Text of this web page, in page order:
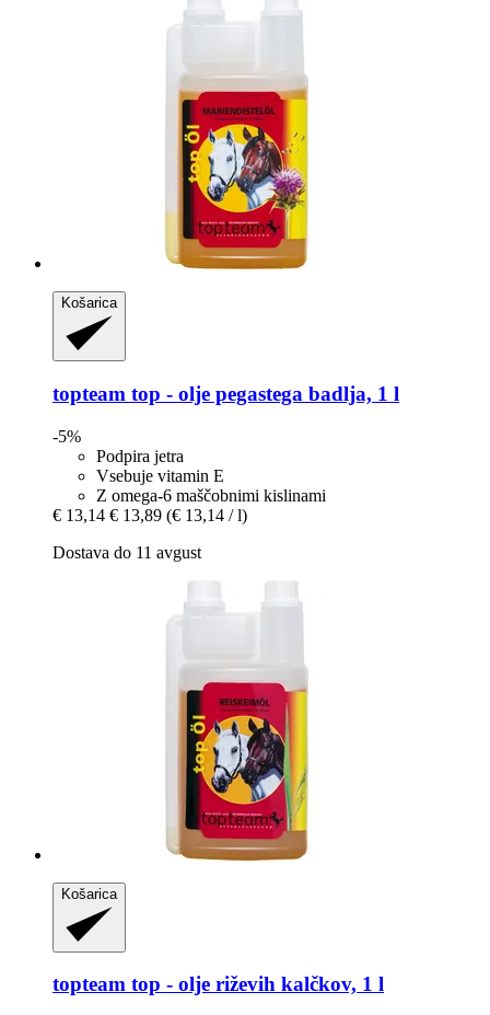
Košarica
topteam top -​ olje pegastega badlja, 1 l
-5%
Podpira jetra
Vsebuje vitamin E
Z omega-6 maščobnimi kislinami
€ 13,14 € 13,89 (€ 13,14 / l)
Dostava do 11 avgust
Košarica
topteam top -​ olje riževih kalčkov, 1 l